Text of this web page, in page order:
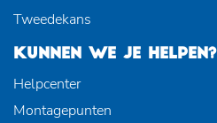
Tweedekans
KUNNEN WE JE HELPEN?
Helpcenter
Montagepunten